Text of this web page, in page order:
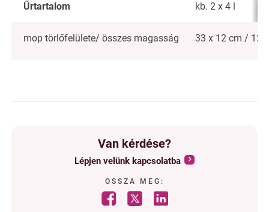
Űrtartalom kb. 2 x 4 l
mop törlőfelülete/ összes magasság 33 x 12 cm / 123
Van kérdése?
Lépjen velünk kapcsolatba
OSSZA MEG: